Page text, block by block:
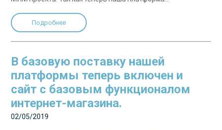
Подробнее
В базовую поставку нашей
платформы теперь включен и
сайт с базовым функционалом
интернет-магазина.
02/05/2019